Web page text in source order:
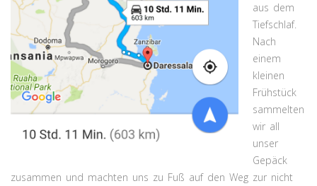
aus dem
Tiefschlaf.
Nach
einem
kleinen
Frühstück
sammelten
wir all
unser
Gepäck
zusammen und machten uns zu Fuß auf den Weg zur nicht